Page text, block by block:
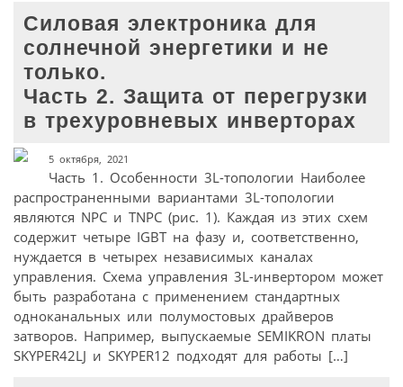
Силовая электроника для
солнечной энергетики и не
только.
Часть 2. Защита от перегрузки
в трехуровневых инверторах
5 октября, 2021
Часть 1. Особенности 3L-топологии Наиболее
распространенными вариантами 3L-топологии
являются NPC и TNPC (рис. 1). Каждая из этих схем
содержит четыре IGBT на фазу и, соответственно,
нуждается в четырех независимых каналах
управления. Схема управления 3L-инвертором может
быть разработана с применением стандартных
одноканальных или полумостовых драйверов
затворов. Например, выпускаемые SEMIKRON платы
SKYPER42LJ и SKYPER12 подходят для работы […]